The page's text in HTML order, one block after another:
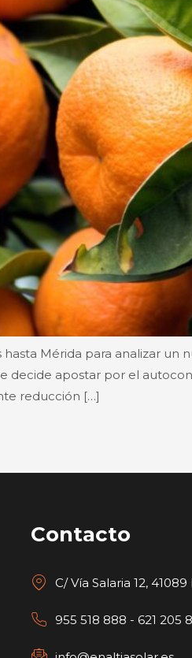
Mérida para analizar
decide apostar por el
reducción […]
Contacto
C/ Vía Salaria 12,
955 518 888 - 621 205